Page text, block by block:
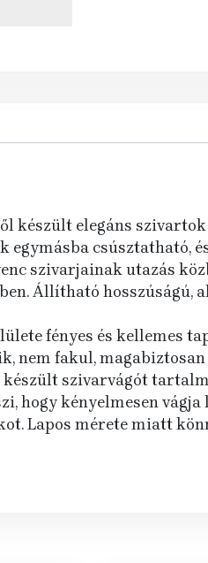
elegáns szivartok
csúsztatható,
szivarjainak utazás
Állítható hosszúságú,
fényes és kellemes
nem fakul,
szivarvágót
hogy kényelmesen
Lapos mérete miatt